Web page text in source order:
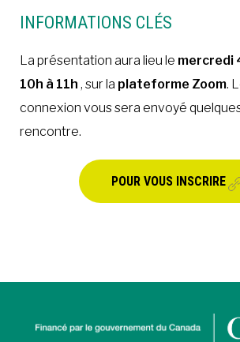
INFORMATIONS CLÉS
La présentation aura lieu le mercredi
10h à 11h , sur la plateforme Zoom.
connexion vous sera envoyé
rencontre.
POUR VOUS INSCRIRE